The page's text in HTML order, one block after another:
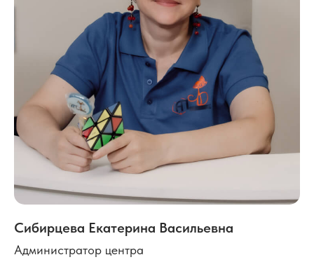
Сибирцева Екатерина Васильевна
Администратор центра